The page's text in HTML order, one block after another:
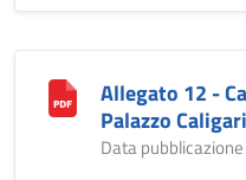
Allegato 12 -
Palazzo
Data